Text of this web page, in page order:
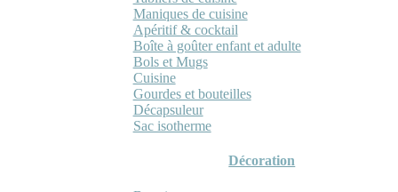
Maniques de cuisine
Apéritif & cocktail
Boîte à goûter enfant et adulte
Bols et Mugs
Cuisine
Gourdes et bouteilles
Décapsuleur
Sac isotherme
Décoration